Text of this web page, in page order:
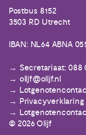
Postbus 8152
3503 RD Utrecht
IBAN: NL64 ABNA
Secretariaat: 088
olijf@olijf.nl
Privacyverklaring
© 2026 Olijf